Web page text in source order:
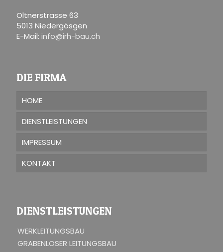
Oltnerstrasse 63
5013 Niedergösgen
E-Mail: info@irh-bau.ch
DIE FIRMA
HOME
DIENSTLEISTUNGEN
IMPRESSUM
KONTAKT
DIENSTLEISTUNGEN
WERKLEITUNGSBAU
GRABENLOSER LEITUNGSBAU